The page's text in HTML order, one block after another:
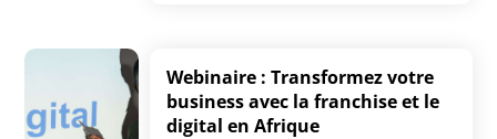
Webinaire : Transformez votre
business avec la franchise et le
digital en Afrique